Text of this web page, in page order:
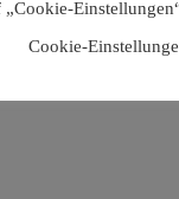
„Cookie-
Cookie-